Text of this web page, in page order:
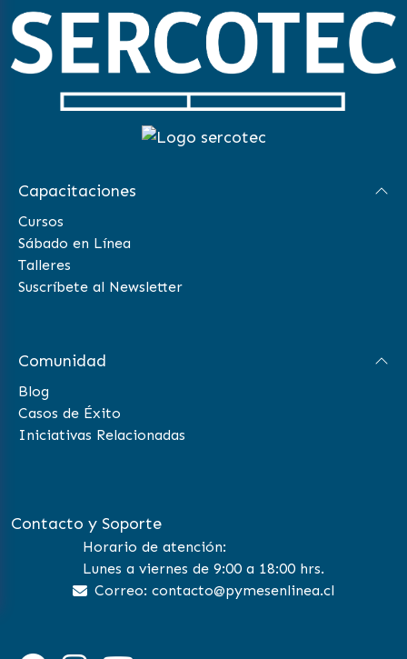
Capacitaciones
Cursos
Sábado en Línea
Talleres
Suscríbete al Newsletter
Comunidad
Blog
Casos de Éxito
Iniciativas Relacionadas
Contacto y Soporte
Horario de atención:
Lunes a viernes de 9:00 a 18:00 hrs.
Correo: contacto@pymesenlinea.cl